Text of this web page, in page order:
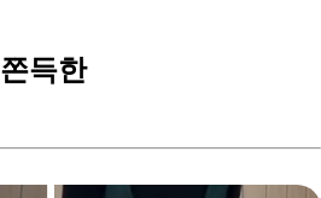
쫀득한